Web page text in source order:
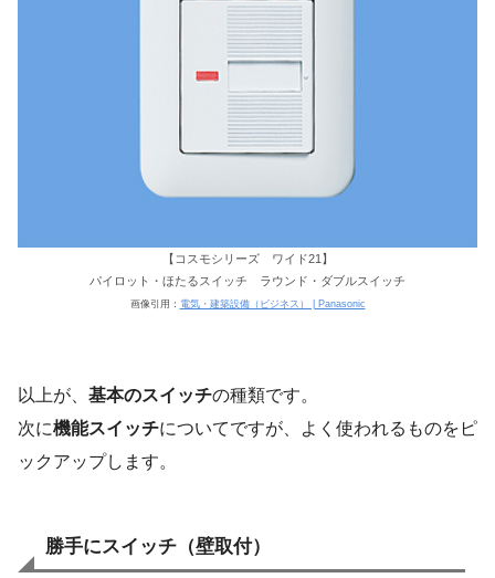
【コスモシリーズ ワイド21】
パイロット・ほたるスイッチ ラウンド・ダブルスイッチ
画像引用： 電気・建築設備（ビジネス） | Panasonic
以上が、 基本のスイッチの種類です。
次に機能スイッチについてですが、よく使われるものをピ
ックアップします。
勝手にスイッチ（壁取付）